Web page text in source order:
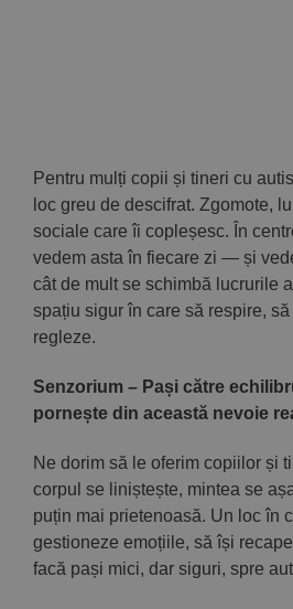
Magazin
Pentru mulți copii și tineri cu
loc greu de descifrat. Zgomote,
sociale care îi copleșesc. În
vedem asta în fiecare zi — și
cât de mult se schimbă lucrurile
spațiu sigur în care să respire,
regleze.
Senzorium – Pași către
pornește din această nevoie
Ne dorim să le oferim copiilor și
corpul se liniștește, mintea se
puțin mai prietenoasă. Un loc în
gestioneze emoțiile, să își
facă pași mici, dar siguri, spre